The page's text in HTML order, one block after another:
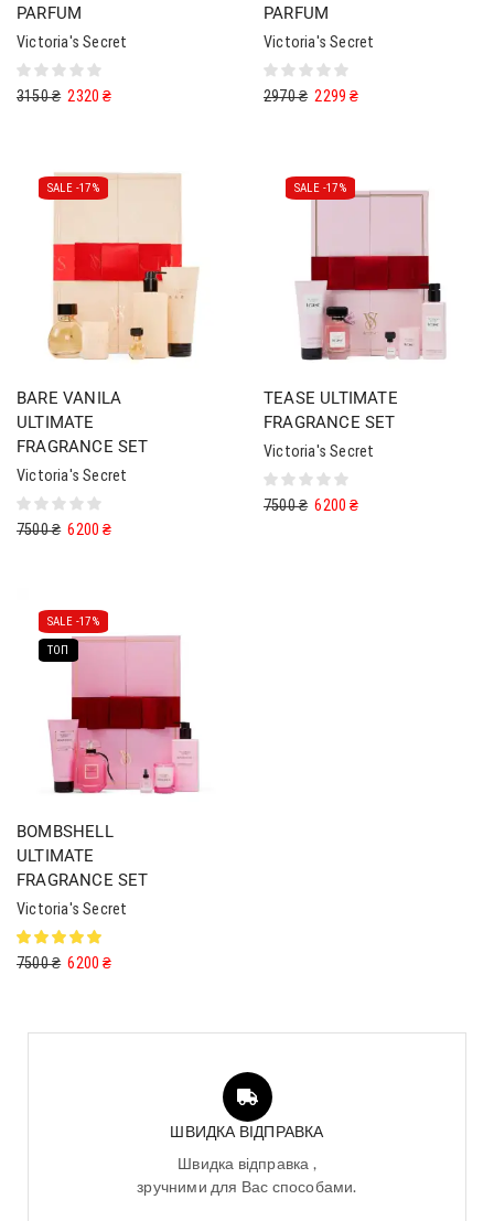
PARFUM
Victoria's Secret
3150₴ 2320₴
PARFUM
Victoria's Secret
2970₴ 2299₴
SALE -17%
BARE VANILA
ULTIMATE
FRAGRANCE SET
Victoria's Secret
7500₴ 6200₴
SALE -17%
TEASE ULTIMATE
FRAGRANCE SET
Victoria's Secret
7500₴ 6200₴
SALE -17%
ТОП
BOMBSHELL
ULTIMATE
FRAGRANCE SET
Victoria's Secret
7500₴ 6200₴
ШВИДКА ВІДПРАВКА
Швидка відправка ,
зручними для Вас способами.